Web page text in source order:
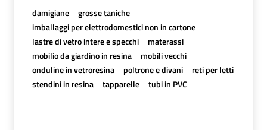
damigiane
grosse taniche
imballaggi per elettrodomestici non in cartone
lastre di vetro intere e specchi
materassi
mobilio da giardino in resina
mobili vecchi
onduline in vetroresina
poltrone e divani
reti per letti
stendini in resina
tapparelle tubi in PVC